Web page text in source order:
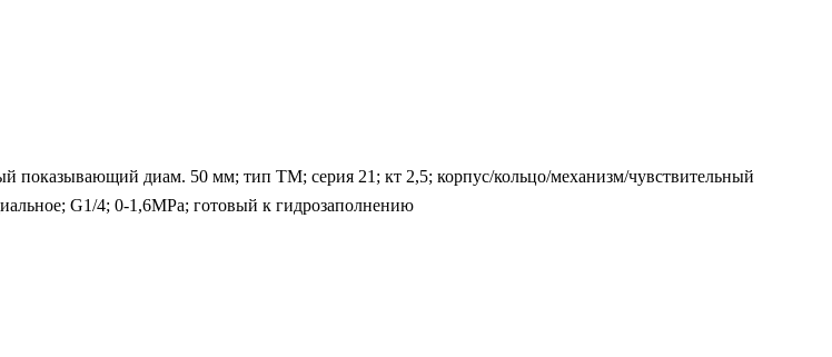
диам. 50 мм; тип ТМ; серия 21; кт 2,5; корпус/кольцо/механизм/чувствительный
G1/4; 0-1,6MPa; готовый к гидрозаполнению